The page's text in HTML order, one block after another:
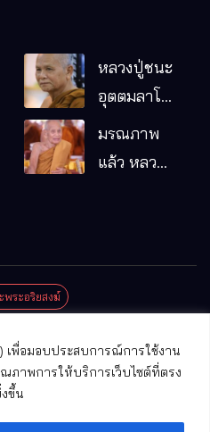
เพื่อมอบประสบการณ์การใช้งาน
าพการให้บริการเว็บไซต์ที่ตรง
ขึ้น
หลวงปู่ชนะ
อุตตมลาโภ
หมากอื๋อ
มรณภาพ
แล้ว หลวง
พระอริยสงฆ์
คัญ